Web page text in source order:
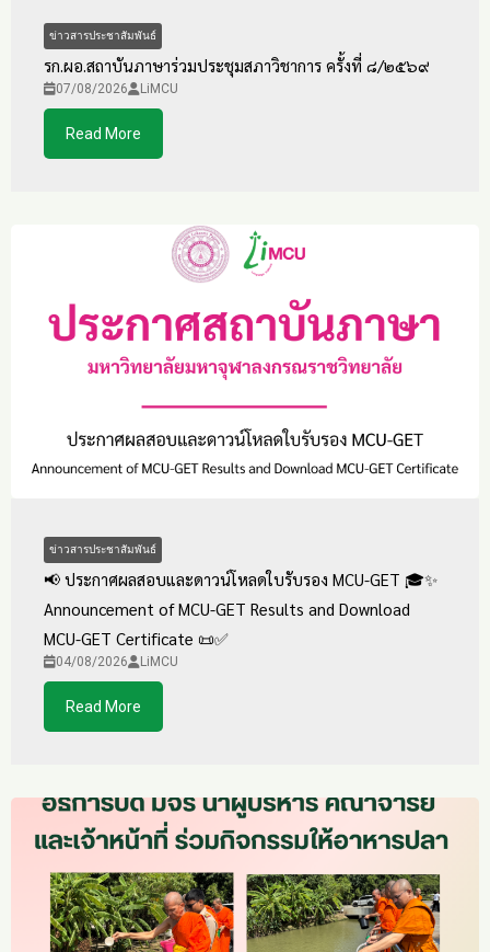
ข่าวสารประชาสัมพันธ์
รก.ผอ.สถาบันภาษาร่วมประชุมสภาวิชาการ ครั้งที่ ๘/๒๕๖๙
07/08/2026 LiMCU
Read More
ข่าวสารประชาสัมพันธ์
📢 ประกาศผลสอบและดาวน์โหลดใบรับรอง MCU-GET 🎓✨
Announcement of MCU-GET Results and Download
MCU-GET Certificate 📜✅
04/08/2026 LiMCU
Read More